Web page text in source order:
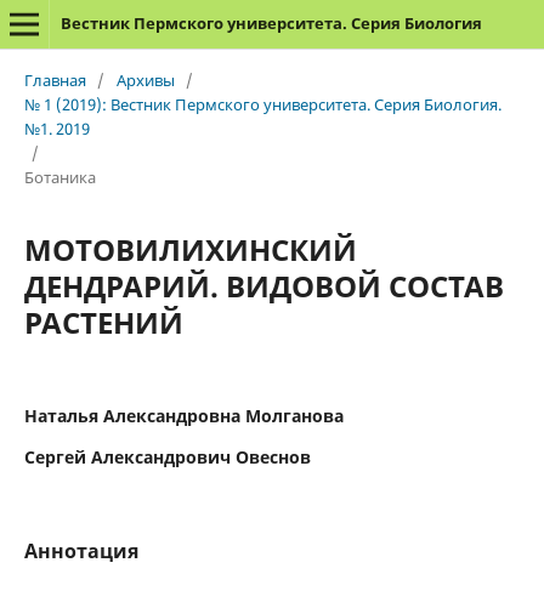
Вестник Пермского университета. Серия Биология
Главная / Архивы
/
№ 1 (2019): Вестник Пермского университета. Серия Биология.
№1. 2019
/
Ботаника
МОТОВИЛИХИНСКИЙ
ДЕНДРАРИЙ. ВИДОВОЙ СОСТАВ
РАСТЕНИЙ
Наталья Александровна Молганова
Сергей Александрович Овеснов
Аннотация